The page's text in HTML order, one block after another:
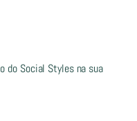
do Social Styles na sua